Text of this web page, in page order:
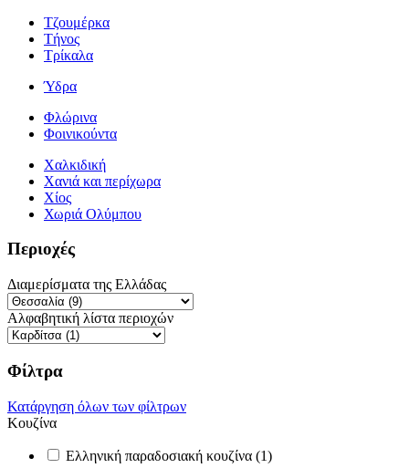
Τζουμέρκα
Τήνος
Τρίκαλα
Ύδρα
Φλώρινα
Φοινικούντα
Χαλκιδική
Χανιά και περίχωρα
Χίος
Χωριά Ολύμπου
Περιοχές
Διαμερίσματα της Ελλάδας
Αλφαβητική λίστα περιοχών
Φίλτρα
Κατάργηση όλων των φίλτρων
Κουζίνα
Ελληνική παραδοσιακή κουζίνα (1)